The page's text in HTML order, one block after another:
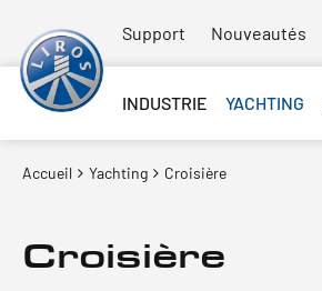
Support Nouveautés
INDUSTRIE YACHTING
Accueil Yachting Croisière
Croisière